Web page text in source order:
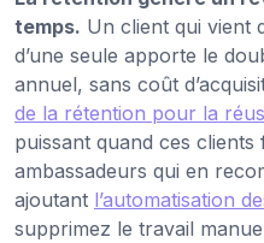
temps. Un client qui vient
d’une seule apporte le
annuel, sans coût
de la rétention pour la
puissant quand ces clients
ambassadeurs qui en
ajoutant l’automatisation
supprimez le travail